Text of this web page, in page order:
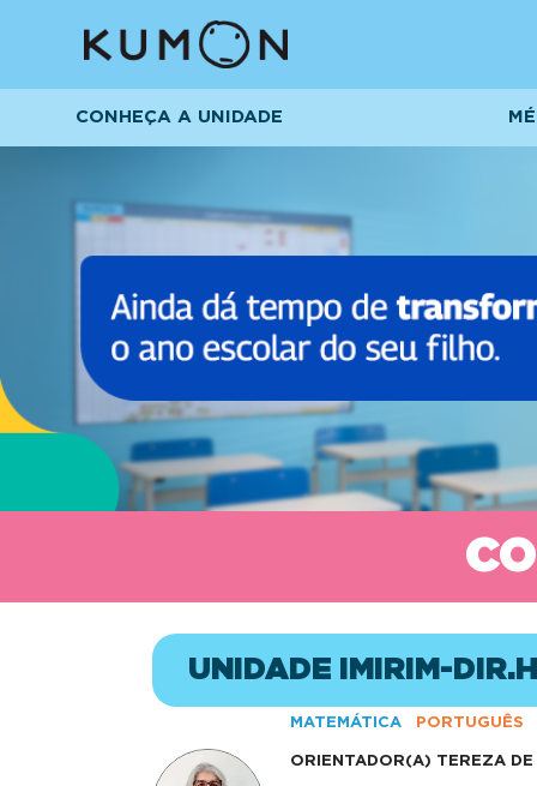
CONHEÇA A UNIDADE
UNIDADE IMIRIM-
MATEMÁTICA PORTUGUÊS
ORIENTADOR(A) TEREZA DE